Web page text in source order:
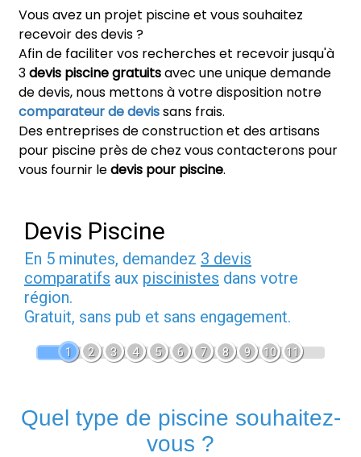
Vous avez un projet piscine et vous souhaitez
recevoir des devis ?
Afin de faciliter vos recherches et recevoir jusqu'à
3devis piscine gratuitsavec une unique demande
de devis, nous mettons à votre disposition notre
comparateur de devissans frais.
Des entreprises de construction et des artisans
pour piscine près de chez vous contacterons pour
vous fournir ledevis pour piscine.
Devis Piscine
En 5 minutes, demandez 3 devis
comparatifs aux piscinistes dans votre
région.
Gratuit, sans pub et sans engagement.
1 2 3 4 5 6 7 8 9 10 11
Quel type de piscine souhaitez-
vous ?